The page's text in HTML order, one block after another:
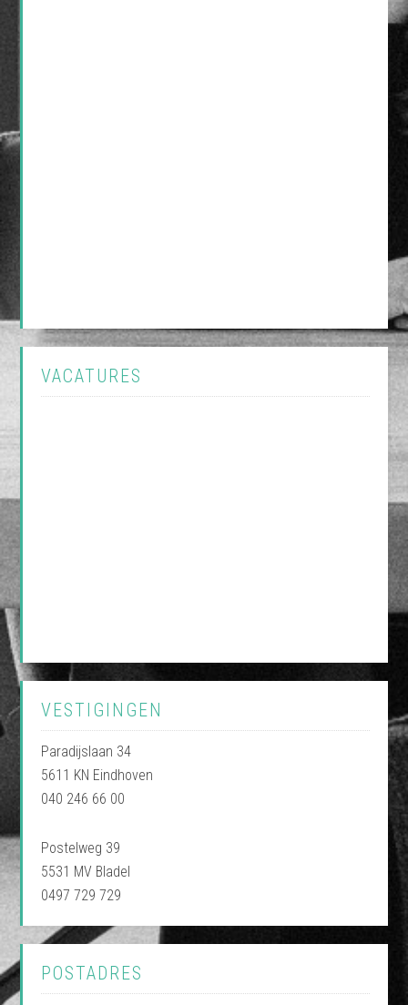
VACATURES
VESTIGINGEN
Paradijslaan 34
5611 KN Eindhoven
040 246 66 00
Postelweg 39
5531 MV Bladel
0497 729 729
POSTADRES